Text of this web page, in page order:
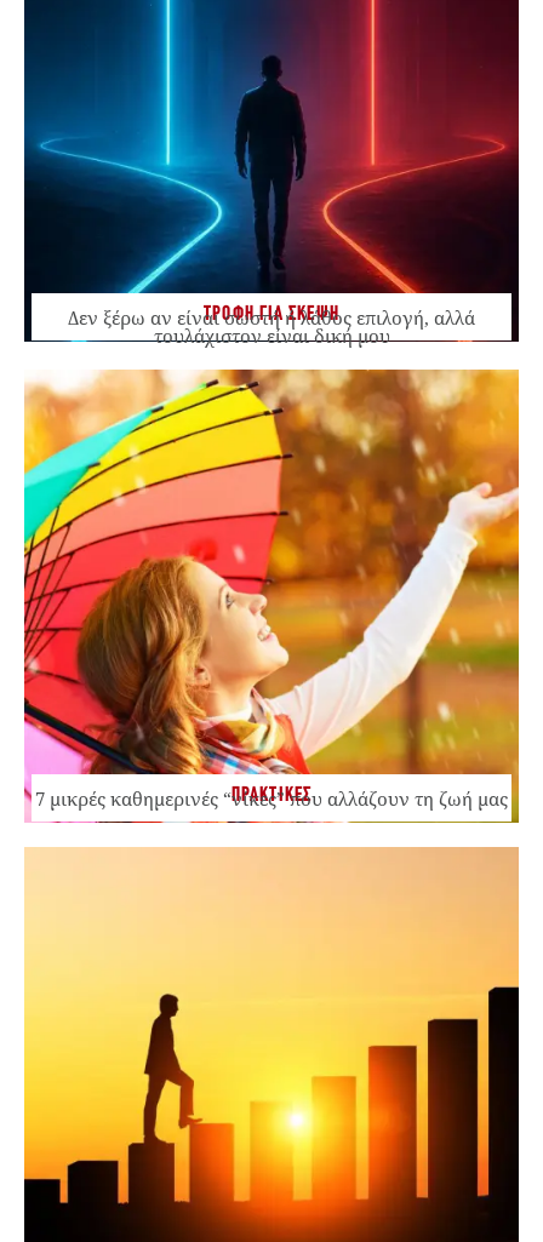
ΤΡΟΦΗ ΓΙΑ ΣΚΕΨΗ
Δεν ξέρω αν είναι σωστή ή λάθος επιλογή, αλλά
τουλάχιστον είναι δική μου
ΠΡΑΚΤΙΚΕΣ
7 μικρές καθημερινές “νίκες” που αλλάζουν τη ζωή μας